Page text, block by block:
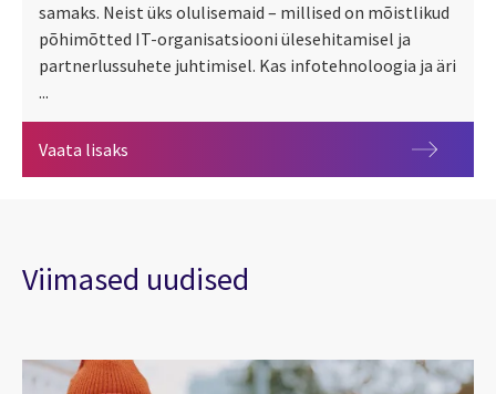
samaks. Neist üks olulisemaid – millised on mõistlikud
põhimõtted IT-organisatsiooni ülesehitamisel ja
partnerlussuhete juhtimisel. Kas infotehnoloogia ja äri
...
Vaata lisaks Õige partnerlus viib kuluefektiivselt soovitud
Viimased uudised